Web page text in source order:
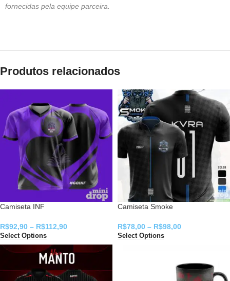
fornecidas pela equipe parceira.
Produtos relacionados
Camiseta INF
R$92,90 – R$112,90
Select Options
Camiseta Smoke
R$78,00 – R$98,00
Select Options